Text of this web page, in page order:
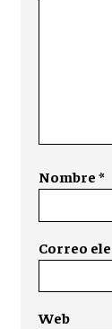
Nombre*
Correo
Web